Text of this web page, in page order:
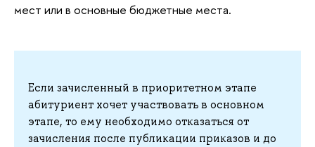
мест или в основные бюджетные места.
Если зачисленный в приоритетном этапе
абитуриент хочет участвовать в основном
этапе, то ему необходимо отказаться от
зачисления после публикации приказов и до